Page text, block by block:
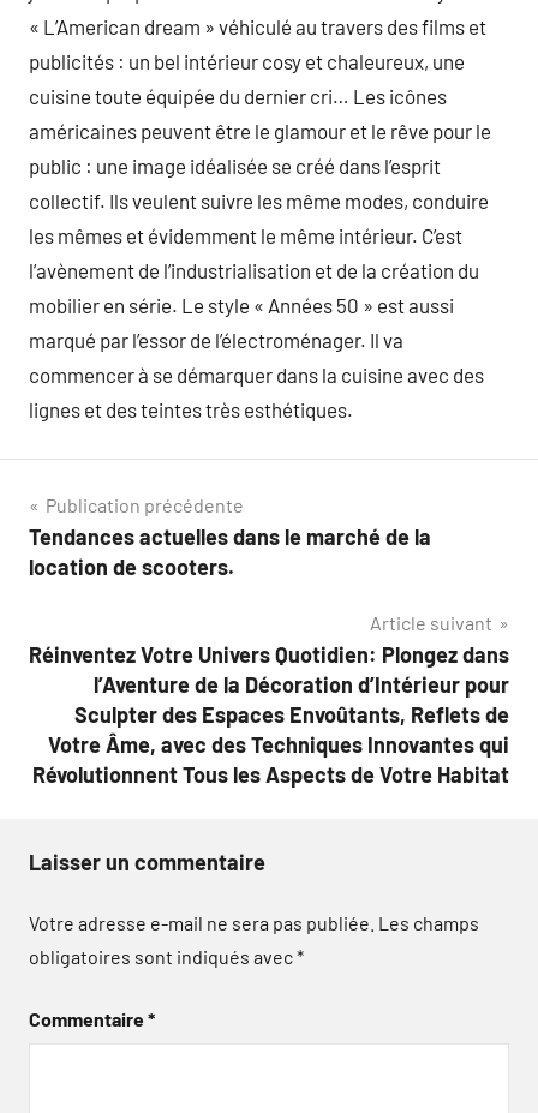
« L’American dream » véhiculé au travers des films et
publicités : un bel intérieur cosy et chaleureux, une
cuisine toute équipée du dernier cri… Les icônes
américaines peuvent être le glamour et le rêve pour le
public : une image idéalisée se créé dans l’esprit
collectif. Ils veulent suivre les même modes, conduire
les mêmes et évidemment le même intérieur. C’est
l’avènement de l’industrialisation et de la création du
mobilier en série. Le style « Années 50 » est aussi
marqué par l’essor de l’électroménager. Il va
commencer à se démarquer dans la cuisine avec des
lignes et des teintes très esthétiques.
Navigation
de
Publication précédente
Tendances actuelles dans le marché de la
location de scooters.
Article suivant
Réinventez Votre Univers Quotidien: Plongez dans
l’Aventure de la Décoration d’Intérieur pour
Sculpter des Espaces Envoûtants, Reflets de
Votre Âme, avec des Techniques Innovantes qui
Révolutionnent Tous les Aspects de Votre Habitat
Laisser un commentaire
Votre adresse e-mail ne sera pas publiée. Les champs
obligatoires sont indiqués avec*
Commentaire*